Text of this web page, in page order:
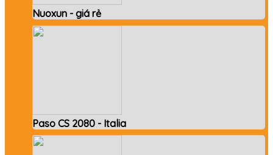
Nuoxun - giá rẻ
Paso CS 2080 - Italia